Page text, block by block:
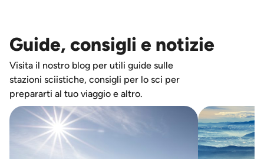
Guide, consigli e notizie
Visita il nostro blog per utili guide sulle
stazioni sciistiche, consigli per lo sci per
prepararti al tuo viaggio e altro.